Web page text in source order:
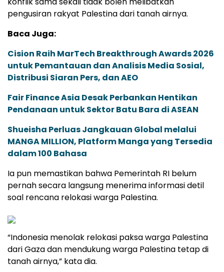
pengusiran rakyat Palestina dari tanah airnya.
Baca Juga:
Cision Raih MarTech Breakthrough Awards 2026
untuk Pemantauan dan Analisis Media Sosial,
Distribusi Siaran Pers, dan AEO
Fair Finance Asia Desak Perbankan Hentikan
Pendanaan untuk Sektor Batu Bara di ASEAN
Shueisha Perluas Jangkauan Global melalui
MANGA MILLION, Platform Manga yang Tersedia
dalam 100 Bahasa
Ia pun memastikan bahwa Pemerintah RI belum
pernah secara langsung menerima informasi detil
soal rencana relokasi warga Palestina.
“Indonesia menolak relokasi paksa warga Palestina
dari Gaza dan mendukung warga Palestina tetap di
tanah airnya,” kata dia.